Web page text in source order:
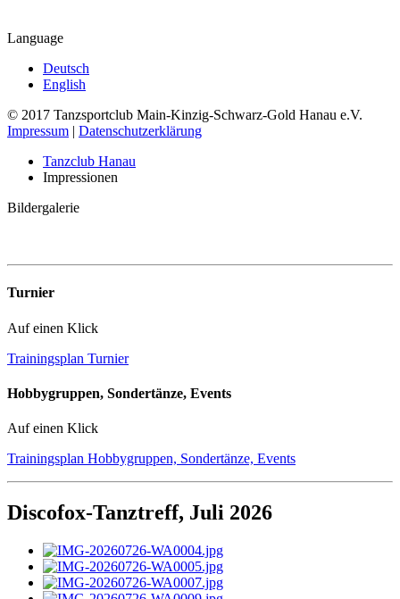
Language
Deutsch
English
© 2017 Tanzsportclub Main-Kinzig-Schwarz-Gold Hanau e.V.
Impressum | Datenschutzerklärung
Tanzclub Hanau
Impressionen
Bildergalerie
Turnier
Auf einen Klick
Trainingsplan Turnier
Hobbygruppen, Sondertänze, Events
Auf einen Klick
Trainingsplan Hobbygruppen, Sondertänze, Events
Discofox-Tanztreff, Juli 2026